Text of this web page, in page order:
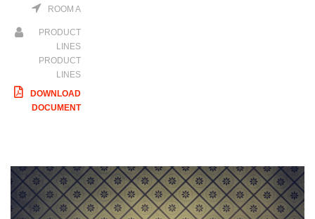
ROOM A
PRODUCT
LINES
PRODUCT
LINES
DOWNLOAD
DOCUMENT